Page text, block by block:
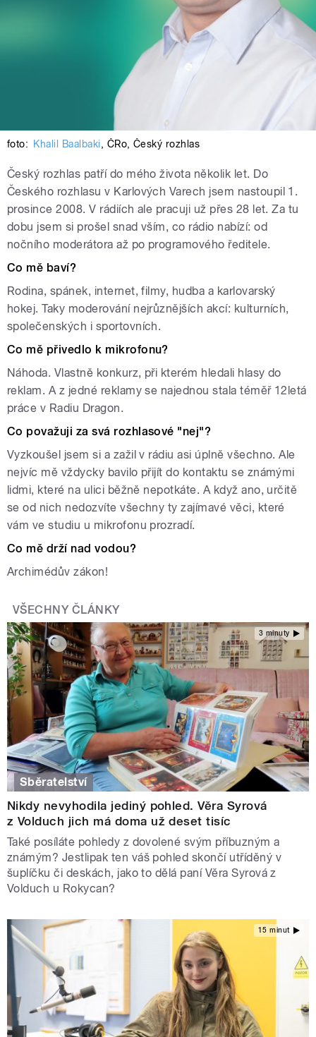
foto: Khalil Baalbaki, ČRo, Český rozhlas
Český rozhlas patří do mého života několik let. Do
Českého rozhlasu v Karlových Varech jsem nastoupil 1.
prosince 2008. V rádiích ale pracuji už přes 28 let. Za tu
dobu jsem si prošel snad vším, co rádio nabízí: od
nočního moderátora až po programového ředitele.
Co mě baví?
Rodina, spánek, internet, filmy, hudba a karlovarský
hokej. Taky moderování nejrůznějších akcí: kulturních,
společenských i sportovních.
Co mě přivedlo k mikrofonu?
Náhoda. Vlastně konkurz, při kterém hledali hlasy do
reklam. A z jedné reklamy se najednou stala téměř 12letá
práce v Radiu Dragon.
Co považuji za svá rozhlasové "nej"?
Vyzkoušel jsem si a zažil v rádiu asi úplně všechno. Ale
nejvíc mě vždycky bavilo přijít do kontaktu se známými
lidmi, které na ulici běžně nepotkáte. A když ano, určitě
se od nich nedozvíte všechny ty zajímavé věci, které
vám ve studiu u mikrofonu prozradí.
Co mě drží nad vodou?
Archimédův zákon!
VŠECHNY ČLÁNKY
3 minuty
Sběratelství
Nikdy nevyhodila jediný pohled. Věra Syrová
z Volduch jich má doma už deset tisíc
Také posíláte pohledy z dovolené svým příbuzným a
známým? Jestlipak ten váš pohled skončí utříděný v
šuplíčku či deskách, jako to dělá paní Věra Syrová z
Volduch u Rokycan?
15 minut